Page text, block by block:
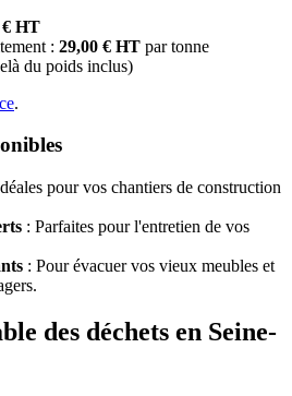
€ HT
: 29,00 € HT par tonne
du poids inclus)
.
pour vos chantiers de construction
: Parfaites pour l'entretien de vos
: Pour évacuer vos vieux meubles et
des déchets en Seine-